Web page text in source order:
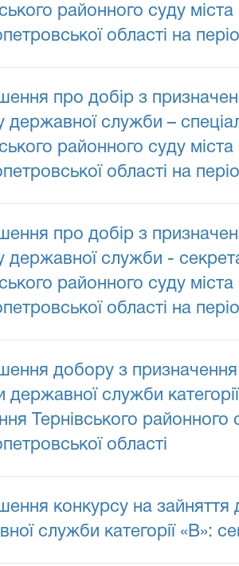
районного суду
області на
про добір з
державної служби –
районного суду
області на
про добір з
державної служби -
районного суду
області на
добору з призначення
державної служби
Тернівського
області
конкурсу на зайняття
служби категорії «В»: